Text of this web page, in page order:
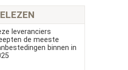
leveranciers
de meeste
binnen in